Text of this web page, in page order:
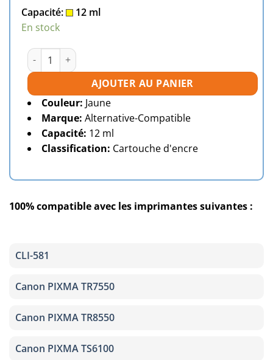
Capacité:
12 ml
En stock
quantité de Cartouche d'encre compatible Canon CLI-
AJOUTER AU PANIER
Couleur: Jaune
Marque: Alternative-Compatible
Capacité: 12 ml
Classification: Cartouche d'encre
100% compatible avec les imprimantes suivantes :
CLI-581
Canon PIXMA TR7550
Canon PIXMA TR8550
Canon PIXMA TS6100